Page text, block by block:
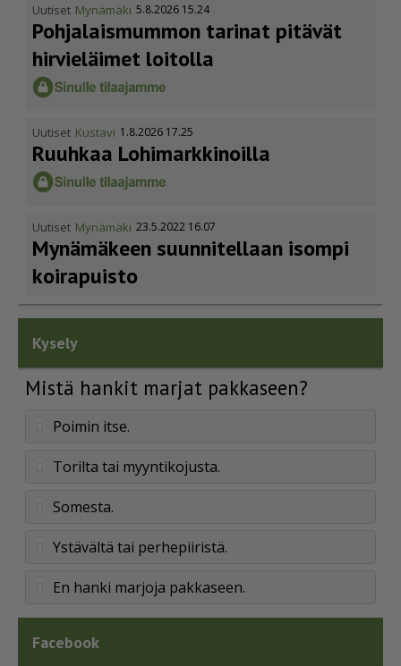
Uutiset Mynämäki 5.8.2026 15.24
Pohja­lais­mummon tarinat pitävät
hirvieläimet loitolla
Uutiset Kustavi 1.8.2026 17.25
Ruuhkaa Lohimark­ki­noilla
Uutiset Mynämäki 23.5.2022 16.07
Mynämäkeen suunnitellaan isompi
koirapuisto
Kysely
Mistä hankit marjat pakkaseen?
Poimin itse.
Torilta tai myyntikojusta.
Somesta.
Ystävältä tai perhepiiristä.
En hanki marjoja pakkaseen.
Facebook